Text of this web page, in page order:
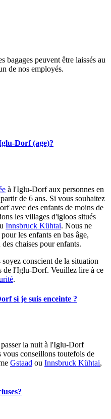
bagages peuvent être laissés au
de nos employés.
Dorf (age)?
à l'Iglu-Dorf aux personnes en
de 6 ans. Si vous souhaitez
avec des enfants de moins de
les villages d'igloos situés
Innsbruck Kühtai. Nous ne
les enfants en bas âge,
chaises pour enfants.
conscient de la situation
de l'Iglu-Dorf. Veuillez lire à ce
.
si je suis enceinte ?
la nuit à l'Iglu-Dorf
vous conseillons toutefois de
Gstaad ou Innsbruck Kühtai,